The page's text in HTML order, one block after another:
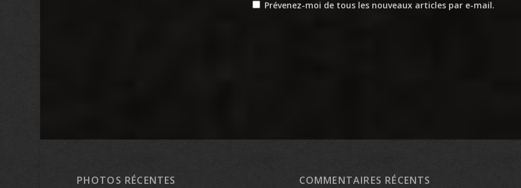
Prévenez-moi de tous les nouveaux articles par e-mail.
PHOTOS RÉCENTES COMMENTAIRES RÉCENTS